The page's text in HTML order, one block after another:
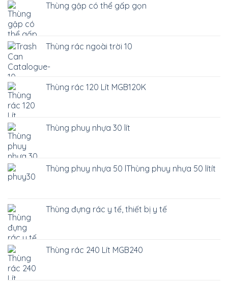
Thùng gập có thể gấp gọn
Thùng rác ngoài trời 10
Thùng rác 120 Lít MGB120K
Thùng phuy nhựa 30 lít
Thùng phuy nhựa 50 lThùng phuy nhựa 50 lítít
Thùng đựng rác y tế, thiết bị y tế
Thùng rác 240 Lít MGB240